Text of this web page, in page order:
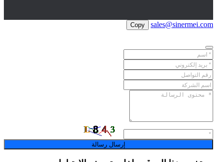
sales@sinermei.com
Copy
إرسال رسالة